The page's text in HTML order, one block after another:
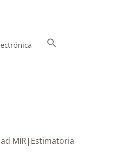
MIR|Estimatoria